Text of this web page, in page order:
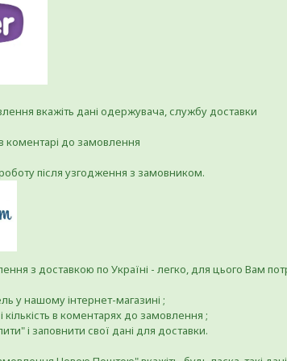
вкажіть дані одержувача, службу доставки
коментарі до замовлення
після узгодження з замовником.
з доставкою по Україні - легко, для цього Вам
у нашому інтернет-магазині ;
кількість в коментарях до замовлення ;
і заповнити свої дані для доставки.